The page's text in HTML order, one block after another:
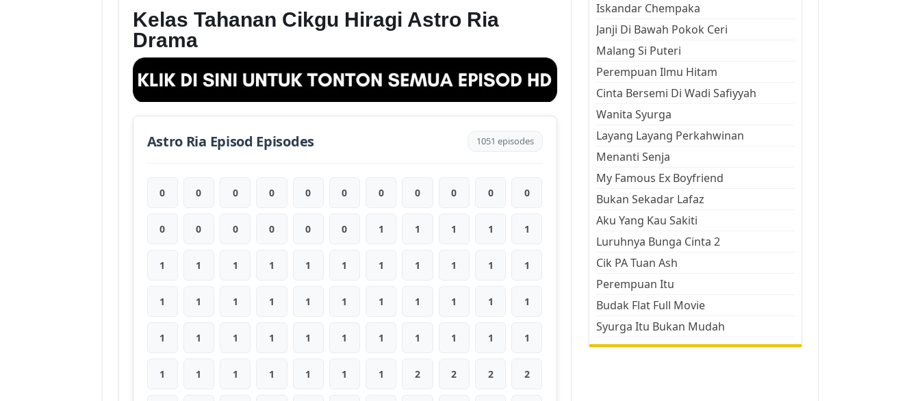
Kelas Tahanan Cikgu Hiragi Astro Ria
Drama
Astro Ria Episod Episodes 1051 episodes
0 0 0 0 0 0 0 0 0 0 0
0 0 0 0 0 0 1 1 1 1 1
1 1 1 1 1 1 1 1 1 1 1
1 1 1 1 1 1 1 1 1 1 1
1 1 1 1 1 1 1 1 1 1 1
1 1 1 1 1 1 1 2 2 2 2
Iskandar Chempaka
Janji Di Bawah Pokok Ceri
Malang Si Puteri
Perempuan Ilmu Hitam
Cinta Bersemi Di Wadi Safiyyah
Wanita Syurga
Layang Layang Perkahwinan
Menanti Senja
My Famous Ex Boyfriend
Bukan Sekadar Lafaz
Aku Yang Kau Sakiti
Luruhnya Bunga Cinta 2
Cik PA Tuan Ash
Perempuan Itu
Budak Flat Full Movie
Syurga Itu Bukan Mudah